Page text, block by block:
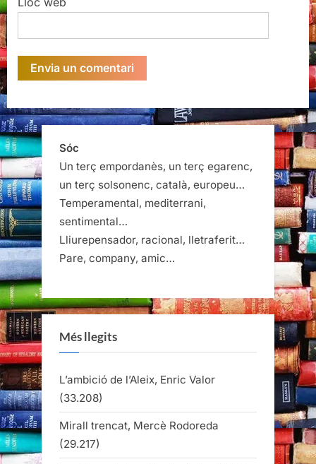
Sóc
Un terç empordanès, un terç egarenc,
un terç solsonenc, català, europeu…
Temperamental, mediterrani,
sentimental…
Lliurepensador, racional, lletraferit…
Pare, company, amic…
Més llegits
L’ambició de l’Aleix, Enric Valor
(33.208)
Mirall trencat, Mercè Rodoreda
(29.217)